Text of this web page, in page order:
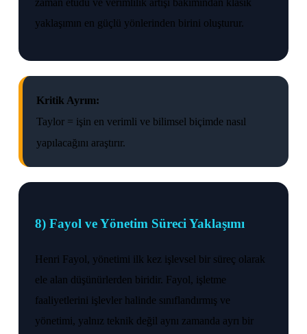
zaman etüdü ve verimlilik artışı bakımından klasik
yaklaşımın en güçlü yönlerinden birini oluşturur.
Kritik Ayrım:
Taylor = işin en verimli ve bilimsel biçimde nasıl
yapılacağını araştırır.
8) Fayol ve Yönetim Süreci Yaklaşımı
Henri Fayol, yönetimi ilk kez işlevsel bir süreç olarak
ele alan düşünürlerden biridir. Fayol, işletme
faaliyetlerini işlevler halinde sınıflandırmış ve
yönetimi, yalnız teknik değil aynı zamanda ayrı bir